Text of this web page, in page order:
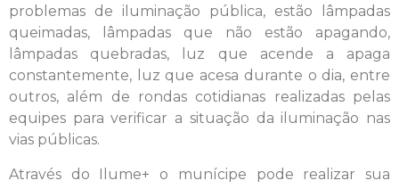
problemas de iluminação pública, estão lâmpadas
queimadas, lâmpadas que não estão apagando,
lâmpadas quebradas, luz que acende a apaga
constantemente, luz que acesa durante o dia, entre
outros, além de rondas cotidianas realizadas pelas
equipes para verificar a situação da iluminação nas
vias públicas.
Através do Ilume+ o munícipe pode realizar sua